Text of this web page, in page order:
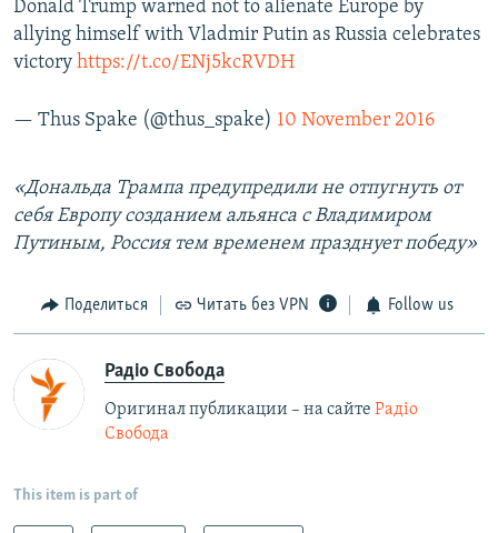
Donald Trump warned not to alienate Europe by
allying himself with Vladmir Putin as Russia celebrates
victory https://t.co/ENj5kcRVDH
— Thus Spake (@thus_spake) 10 November 2016
«Дональда Трампа предупредили не отпугнуть от
себя Европу созданием альянса с Владимиром
Путиным, Россия тем временем празднует победу»
Поделиться Читать без VPN Follow us
Радіо Свобода
Оригинал публикации – на сайте Радіо
Свобода
This item is part of